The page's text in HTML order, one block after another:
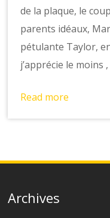
de la plaque, le
parents idéaux,
pétulante Taylor,
j’apprécie le moins ,
Read more
Archives